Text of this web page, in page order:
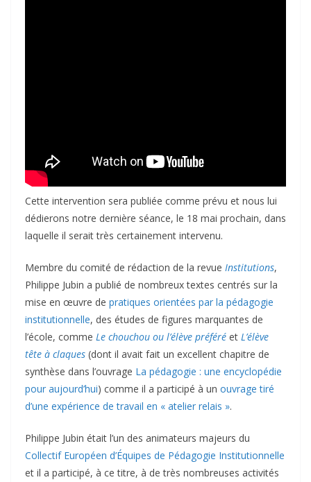
Cette intervention sera publiée comme prévu et nous lui
dédierons notre dernière séance, le 18 mai prochain, dans
laquelle il serait très certainement intervenu.
Membre du comité de rédaction de la revue Institutions,
Philippe Jubin a publié de nombreux textes centrés sur la
mise en œuvre de pratiques orientées par la pédagogie
institutionnelle, des études de figures marquantes de
l’école, comme Le chouchou ou l’élève préféré et L’élève
tête à claques (dont il avait fait un excellent chapitre de
synthèse dans l’ouvrage La pédagogie : une encyclopédie
pour aujourd’hui) comme il a participé à un ouvrage tiré
d’une expérience de travail en « atelier relais ».
Philippe Jubin était l’un des animateurs majeurs du
Collectif Européen d’Équipes de Pédagogie Institutionnelle
et il a participé, à ce titre, à de très nombreuses activités